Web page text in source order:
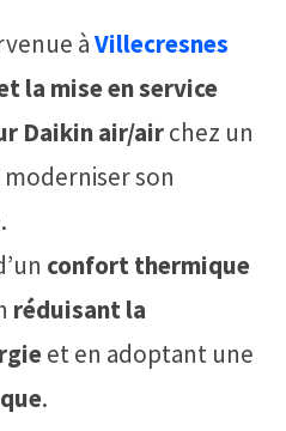
àVillecresnes
la mise en service
Daikin air/airchez un
son
confort thermique
réduisant la
et en adoptant une
.